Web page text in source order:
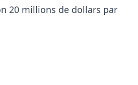
20 millions de dollars par